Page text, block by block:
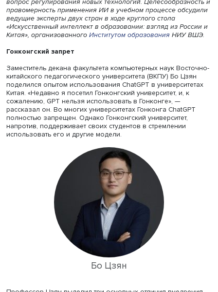
Искусственный интеллект все чаще применяют в сфере
образования. Он может значительно улучшить процесс
обучения школьников и студентов, сделать его более
продуктивным и результативным. Однако открытым
вопрос регулирования новых технологий.
ведущие эксперты двух стран в ходе круглого стола
«Искусственный интеллект в образовании: взгляд из
Китая», организованногоИнститутом образованияНИУ
Гонконгский запрет
Заместитель декана факультета компьютерных наук
китайского педагогического университета (ВКПУ) Бо
поделился опытом использования ChatGPT в
Китая. «Недавно я посетил Гонконгский университет, и, к
сожалению, GPT нельзя использовать в Гонконге», —
рассказал он. Во многих университетах Гонконга
полностью запрещен. Однако Гонконгский университет,
напротив, поддерживает своих студентов в стремлении
использовать его и другие модели.